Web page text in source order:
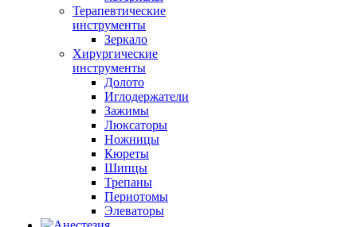
Терапевтические
инструменты
Зеркало
Хирургические
инструменты
Долото
Иглодержатели
Зажимы
Люксаторы
Ножницы
Кюреты
Шипцы
Трепаны
Периотомы
Элеваторы